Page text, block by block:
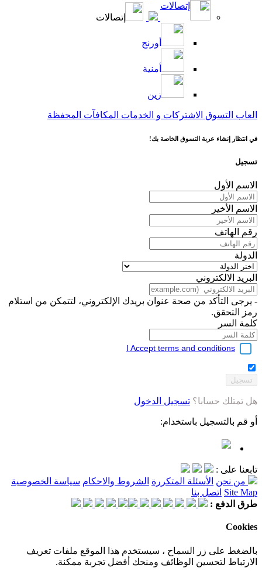
إتصالات
إتصالات
أورنج
أمنية
زين
العاب التسوق الاشتركات و الخدمات المكافآت المحفظة
في انتظار إنشاء عربة التسوق الخاصة بك!
تسجيل
الاسم الأول
الاسم الأخير
رقم الهاتف
الدولة
البريد الالكتروني
- يرجى التأكد من صحة عنوان بريدك الإلكتروني، لتتمكن من استلام
رمز التحقق.
كلمة السر
I Accept terms and conditions
هل تمتلك حسابا؟ تسجيل الدخول
أو قم بالتسجيل باستخدام:
تابعنا على :
من نحن الأسئلة المتكررة الشروط والاحكام سياسة الخصوصية
Site Map اتصل بنا
طرق الدفع :
Cookies
بالضغط على زر السماح ، سيستخدم هذا الموقع ملفات تعريف
الارتباط لتحسين الوظائف ومنحك أفضل تجربة ممكنة.